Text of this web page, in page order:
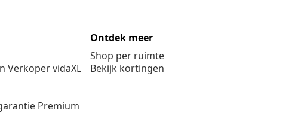
Verkoper vidaXL
Premium
Ontdek meer
Shop per ruimte
Bekijk kortingen